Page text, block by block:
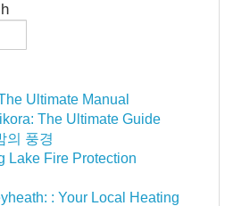
Ultimate Manual
The Ultimate Guide
의 풍경
Lake Fire Protection
: Your Local Heating